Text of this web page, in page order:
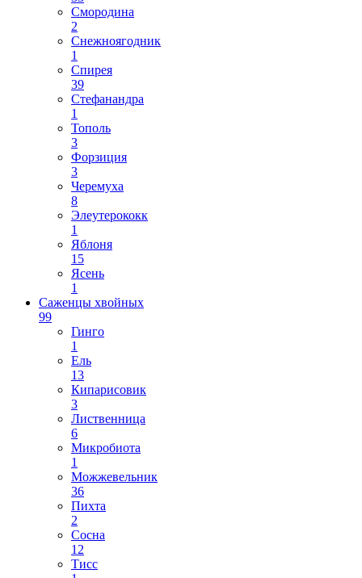
Смородина
2
Снежноягодник
1
Спирея
39
Стефанандра
1
Тополь
3
Форзиция
3
Черемуха
8
Элеутерококк
1
Яблоня
15
Ясень
1
Саженцы хвойных
99
Гинго
1
Ель
13
Кипарисовик
3
Лиственница
6
Микробиота
1
Можжевельник
36
Пихта
2
Сосна
12
Тисс